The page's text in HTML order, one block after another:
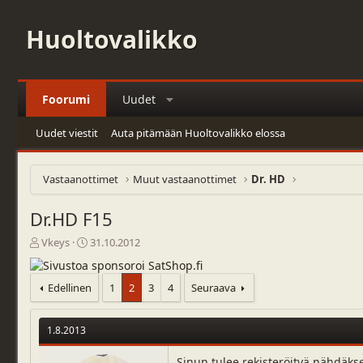
Huoltovalikko
Foorumi Uudet
Uudet viestit Auta pitämään Huoltovalikko elossa
Vastaanottimet Muut vastaanottimet Dr. HD
Dr.HD F15
V
i
e
s
t
i
e
Vkeys
A
o
i
t
u
p
ä
31.10.2012
Edellinen 1 2 3 4 Seuraava
1.8.2013